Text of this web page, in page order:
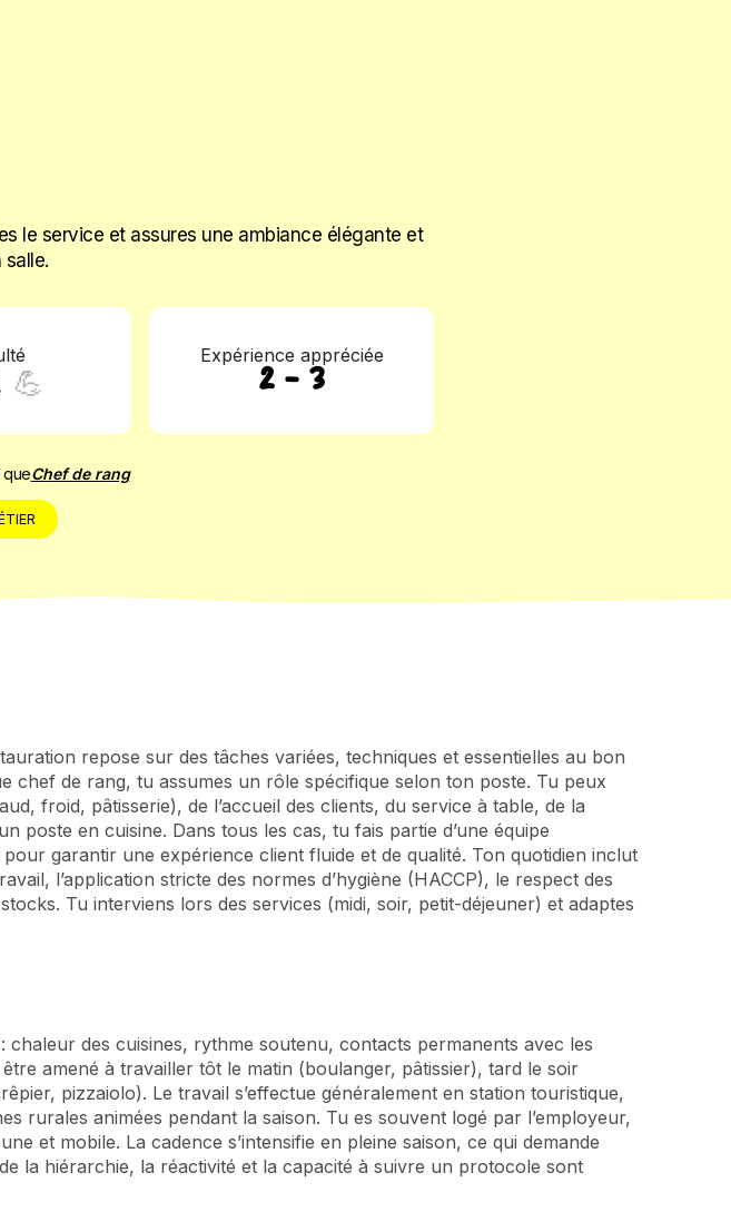
le service et assures une ambiance élégante et
salle.
💪
Expérience appréciée
2 - 3
queChef de rang
repose sur des tâches variées, techniques et essentielles au bon
chef de rang, tu assumes un rôle spécifique selon ton poste. Tu peux
froid, pâtisserie), de l’accueil des clients, du service à table, de la
poste en cuisine. Dans tous les cas, tu fais partie d’une équipe
garantir une expérience client fluide et de qualité. Ton quotidien inclut
l’application stricte des normes d’hygiène (HACCP), le respect des
Tu interviens lors des services (midi, soir, petit-déjeuner) et adaptes
des cuisines, rythme soutenu, contacts permanents avec les
amené à travailler tôt le matin (boulanger, pâtissier), tard le soir
pizzaiolo). Le travail s’effectue généralement en station touristique,
rurales animées pendant la saison. Tu es souvent logé par l’employeur,
et mobile. La cadence s’intensifie en pleine saison, ce qui demande
la hiérarchie, la réactivité et la capacité à suivre un protocole sont